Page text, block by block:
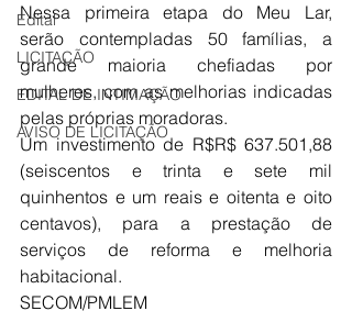
Edital
LICITAÇÃO
EDITAL DE INTIMAÇÃO
AVISO DE LICITAÇÃO
Nessa primeira etapa do Meu Lar,
serão contempladas 50 famílias, a
grande maioria chefiadas por
mulheres, com as melhorias indicadas
pelas próprias moradoras.
Um investimento de R$R$ 637.501,88
(seiscentos e trinta e sete mil
quinhentos e um reais e oitenta e oito
centavos), para a prestação de
serviços de reforma e melhoria
habitacional.
SECOM/PMLEM